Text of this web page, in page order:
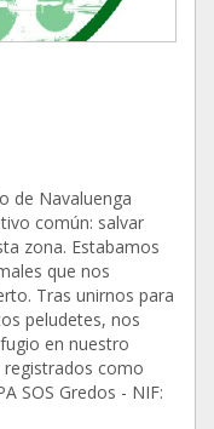
de Navaluenga
común: salvar
zona. Estabamos
que nos
Tras unirnos para
peludetes, nos
en nuestro
como
SOS Gredos - NIF: